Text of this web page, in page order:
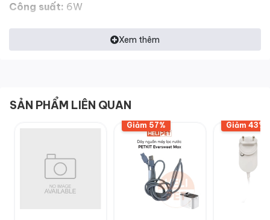
Công suất: 6W
Bảo hành: 01 tháng
Xem thêm
SẢN PHẨM LIÊN QUAN
Giảm 57% Giảm 43%